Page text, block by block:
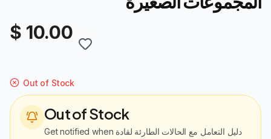
$ 10.00
Out of Stock
Out of Stock
Get notified when دليل التعامل مع الحالات الطارئة لقادة